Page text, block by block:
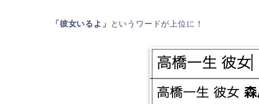
「彼女いるよ」 というワードが上位に！